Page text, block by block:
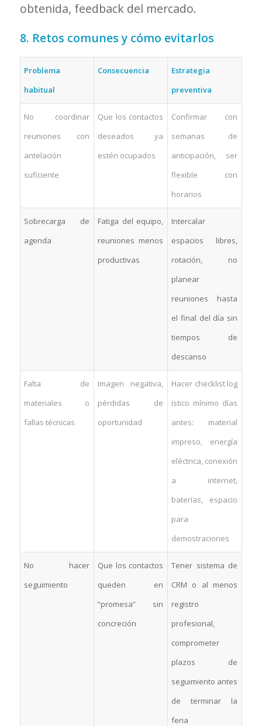
obtenida, feedback del mercado.
8. Retos comunes y cómo evitarlos
Problema
habitual
Consecuencia
Estrategia
preventiva
No coordinar
reuniones con
antelación
suficiente
Que los contactos
deseados ya
estén ocupados
Confirmar con
semanas de
anticipación, ser
flexible con
horarios
Sobrecarga de
agenda
Fatiga del equipo,
reuniones menos
productivas
Intercalar
espacios libres,
rotación, no
planear
reuniones hasta
el final del día sin
tiempos de
descanso
Falta de
materiales o
fallas técnicas
Imagen negativa,
pérdidas de
oportunidad
Hacer checklist log
ístico mínimo días
antes: material
impreso, energía
eléctrica, conexión
a internet,
baterías, espacio
para
demostraciones
No hacer
seguimiento
Que los contactos
queden en
“promesa” sin
concreción
Tener sistema de
CRM o al menos
registro
profesional,
comprometer
plazos de
seguimiento antes
de terminar la
feria